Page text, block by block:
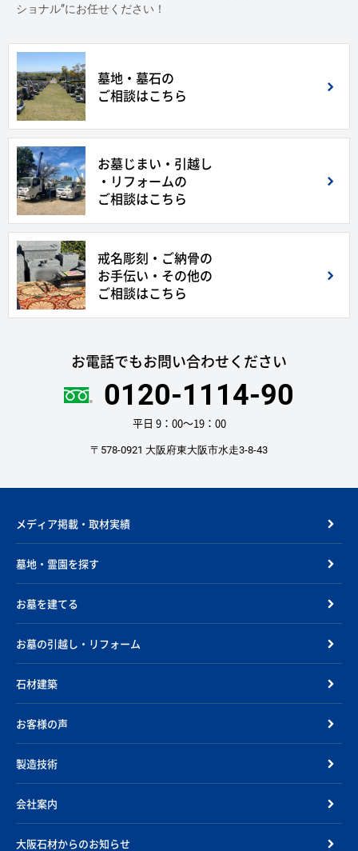
ショナル”にお任せください！
墓地・墓石の
ご相談はこちら
お墓じまい・引越し
・リフォームの
ご相談はこちら
戒名彫刻・ご納骨の
お手伝い・その他の
ご相談はこちら
お電話でもお問い合わせください
0120-1114-90
平日 9：00〜19：00
〒578-0921 大阪府東大阪市水走3-8-43
メディア掲載・取材実績
墓地・霊園を探す
お墓を建てる
お墓の引越し・リフォーム
石材建築
お客様の声
製造技術
会社案内
大阪石材からのお知らせ